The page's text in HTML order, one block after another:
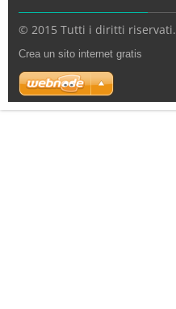
© 2015 Tutti i diritti riservati.
Crea un sito internet gratis